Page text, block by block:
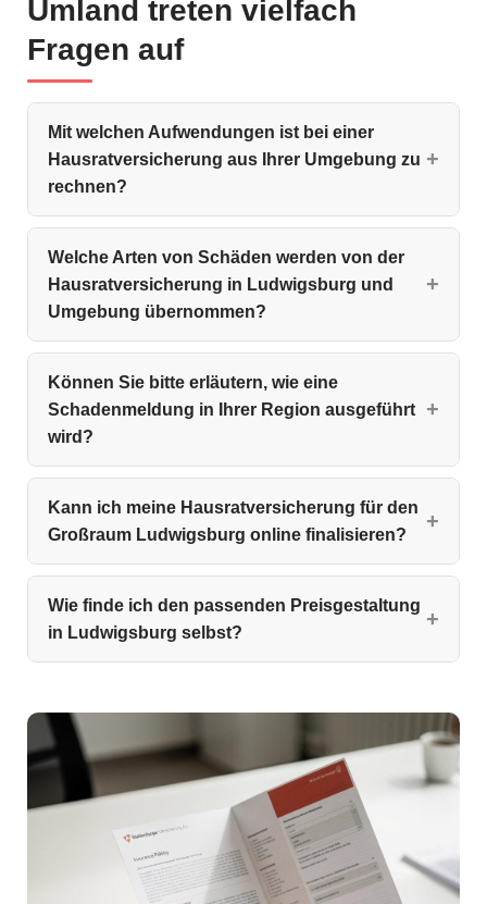
Umland treten vielfach
Fragen auf
Mit welchen Aufwendungen ist bei einer
Hausratversicherung aus Ihrer Umgebung zu
rechnen?
Welche Arten von Schäden werden von der
Hausratversicherung in Ludwigsburg und
Umgebung übernommen?
Können Sie bitte erläutern, wie eine
Schadenmeldung in Ihrer Region ausgeführt
wird?
Kann ich meine Hausratversicherung für den
Großraum Ludwigsburg online finalisieren?
Wie finde ich den passenden Preisgestaltung
in Ludwigsburg selbst?